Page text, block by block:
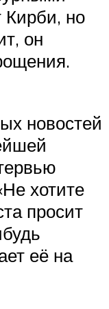
Кирби, но
он
новостей
хотите
просит
её на